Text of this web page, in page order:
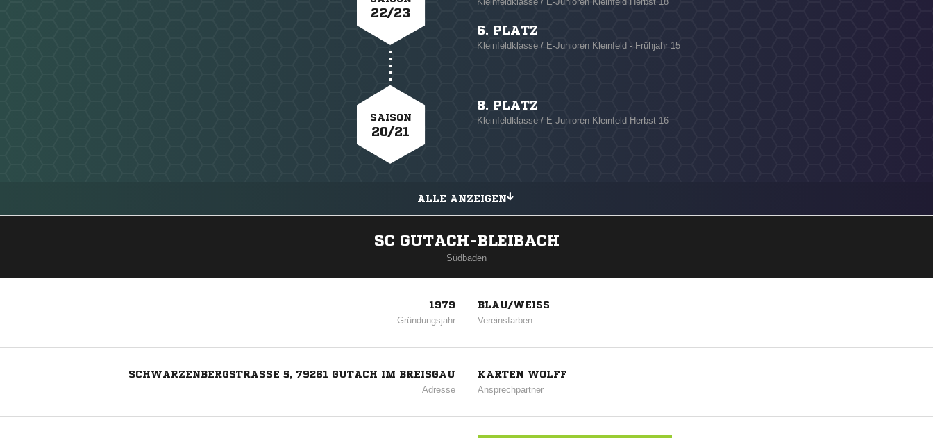
22/23
6. PLATZ
Kleinfeldklasse / E-Junioren Kleinfeld - Frühjahr 15
SAISON
20/21
8. PLATZ
Kleinfeldklasse / E-Junioren Kleinfeld Herbst 16
ALLE ANZEIGEN
SC GUTACH-BLEIBACH
Südbaden
1979
Gründungsjahr
BLAU/WEISS
Vereinsfarben
SCHWARZENBERGSTRASSE 5, 79261 GUTACH IM BREISGAU
Adresse
KARTEN WOLFF
Ansprechpartner